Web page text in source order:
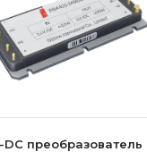
DC преобразователь